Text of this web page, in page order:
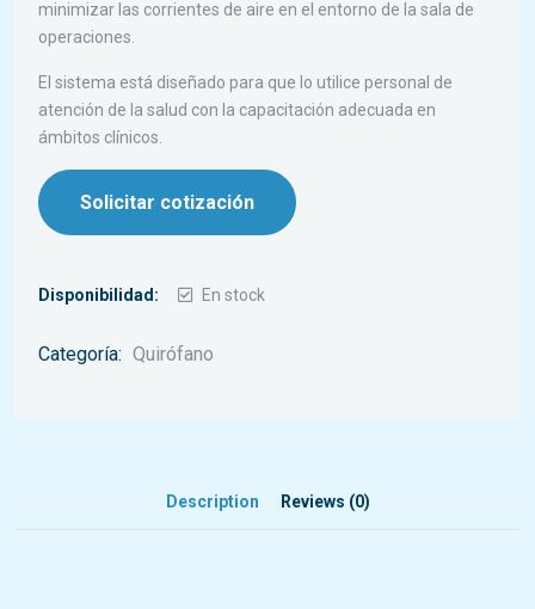
minimizar las corrientes de aire en el entorno de la sala de
operaciones.
El sistema está diseñado para que lo utilice personal de
atención de la salud con la capacitación adecuada en
ámbitos clínicos.
Solicitar cotización
Disponibilidad: En stock
Categoría: Quirófano
Description Reviews (0)